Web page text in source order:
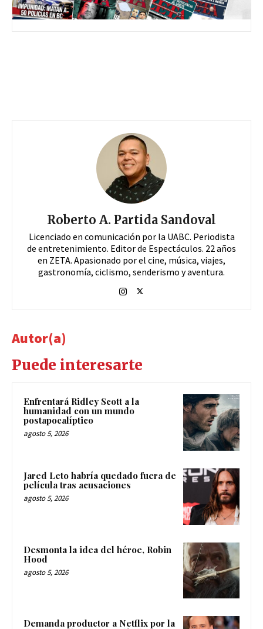
Roberto A. Partida Sandoval
Licenciado en comunicación por la UABC. Periodista
de entretenimiento. Editor de Espectáculos. 22 años
en ZETA. Apasionado por el cine, música, viajes,
gastronomía, ciclismo, senderismo y aventura.
Autor(a)
Puede interesarte
Enfrentará Ridley Scott a la
humanidad con un mundo
postapocalíptico
agosto 5, 2026
Jared Leto habría quedado fuera de
película tras acusaciones
agosto 5, 2026
Desmonta la idea del héroe, Robin
Hood
agosto 5, 2026
Demanda productor a Netflix por la